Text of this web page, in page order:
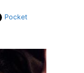
Pocket